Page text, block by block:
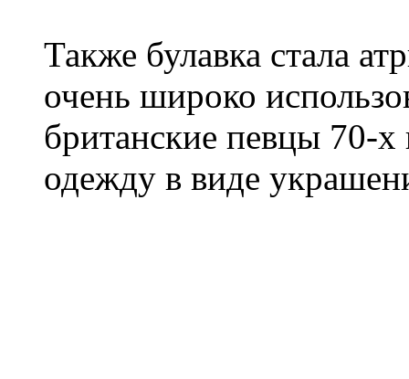
Также булавка стала
очень широко
британские певцы 70-х
одежду в виде